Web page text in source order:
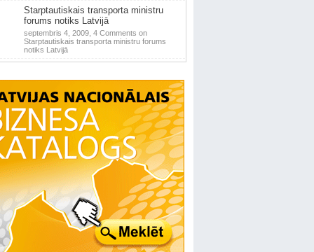
Starptautiskais transporta ministru
forums notiks Latvijā
septembris 4, 2009, 4 Comments on
Starptautiskais transporta ministru forums
notiks Latvijā